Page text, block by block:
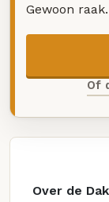
Gewoon raak.
Of
Over de